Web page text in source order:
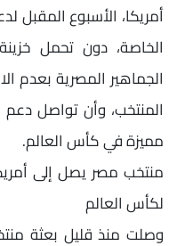
أمريكا، الأسبوع
الخاصة، دون تحمل
الجماهير المصرية بعدم
المنتخب، وأن تواصل
مميزة في كأس العالم.
لكأس العالم
وصلت منذ قليل بعثة